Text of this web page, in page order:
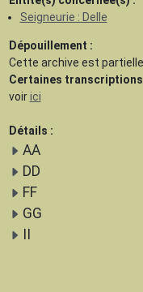
Seigneurie : Delle
Dépouillement :
Cette archive est
Certaines
voirici
Détails :
AA
DD
FF
GG